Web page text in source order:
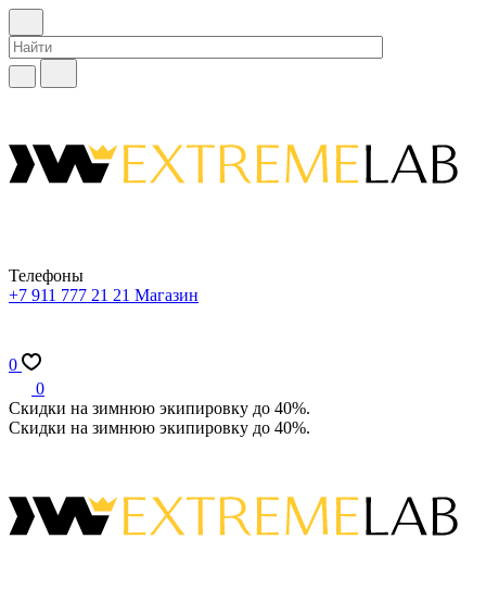
Телефоны
+7 911 777 21 21 Магазин
0
0
Скидки на зимнюю экипировку до 40%.
Скидки на зимнюю экипировку до 40%.